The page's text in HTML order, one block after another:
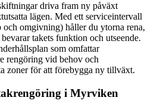
driva fram ny påväxt
lägen. Med ett serviceintervall
och omgivning) håller du ytorna rena,
takets funktion och utseende.
som omfattar
rengöring vid behov och
zoner för att förebygga ny tillväxt.
i Myrviken